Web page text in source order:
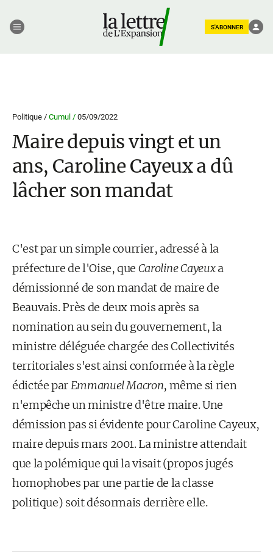
S'ABONNER
Politique / Cumul / 05/09/2022
Maire depuis vingt et un
ans, Caroline Cayeux a dû
lâcher son mandat
C'est par un simple courrier, adressé à la
préfecture de l'Oise, que Caroline Cayeuxa
démissionné de son mandat de maire de
Beauvais. Près de deux mois après sa
nomination au sein du gouvernement, la
ministre déléguée chargée des Collectivités
territoriales s'est ainsi conformée à la règle
édictée parEmmanuel Macron, même si rien
n'empêche un ministre d'être maire. Une
démission pas si évidente pour Caroline Cayeux,
maire depuis mars 2001. La ministre attendait
que la polémique qui la visait (propos jugés
homophobes par une partie de la classe
politique) soit désormais derrière elle.